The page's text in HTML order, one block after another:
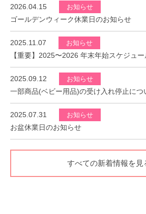
2026.04.15 お知らせ
ゴールデンウィーク休業日のお知らせ
2025.11.07 お知らせ
【重要】2025〜2026 年末年始スケジュ
2025.09.12 お知らせ
一部商品(ベビー用品)の受け入れ停止につ
2025.07.31 お知らせ
お盆休業日のお知らせ
すべての新着情報を見